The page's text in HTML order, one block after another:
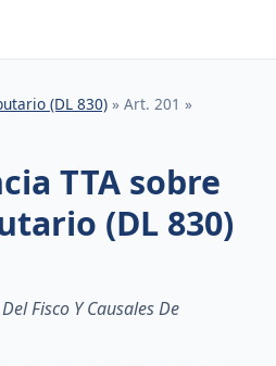
(DL 830) » Art. 201 »
TTA sobre
(DL 830)
Fisco Y Causales De